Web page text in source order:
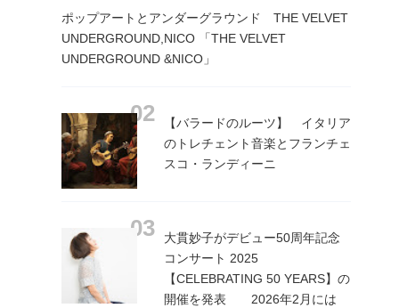
ポップアートとアンダーグラウンド THE VELVET
UNDERGROUND,NICO 「THE VELVET
UNDERGROUND &NICO」
【バラードのルーツ】 イタリア
のトレチェント音楽とフランチェ
スコ・ランディーニ
大貫妙子がデビュー50周年記念
コンサート 2025
【CELEBRATING 50 YEARS】の
開催を発表 2026年2月には